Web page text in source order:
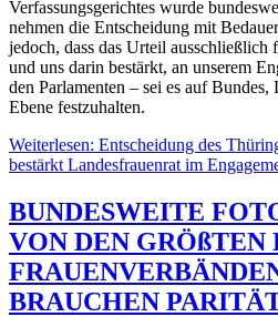
Verfassungsgerichtes wurde
nehmen die Entscheidung mit
jedoch, dass das Urteil
und uns darin bestärkt, an unserem
den Parlamenten – sei es auf
Ebene festzuhalten.
Weiterlesen: Entscheidung des
bestärkt Landesfrauenrat im
BUNDESWEITE
VON DEN GRÖßTEN
BRAUCHEN